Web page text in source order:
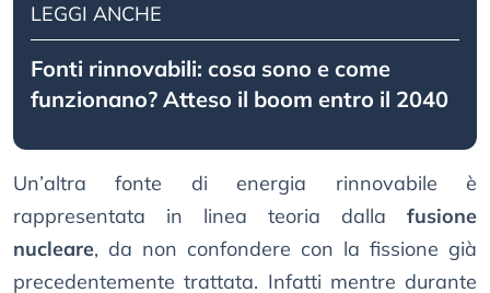
LEGGI ANCHE
Fonti rinnovabili: cosa sono e come
funzionano? Atteso il boom entro il 2040
Un’altra fonte di energia rinnovabile è
rappresentata in linea teoria dalla fusione
nucleare, da non confondere con la fissione già
precedentemente trattata. Infatti mentre durante